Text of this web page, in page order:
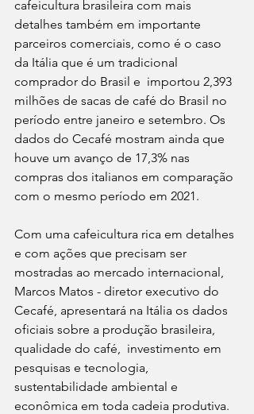
cafeicultura brasileira com mais
detalhes também em importante
parceiros comerciais, como é o caso
da Itália que é um tradicional
comprador do Brasil e  importou 2,393
milhões de sacas de café do Brasil no
período entre janeiro e setembro. Os
dados do Cecafé mostram ainda que
houve um avanço de 17,3% nas
compras dos italianos em comparação
com o mesmo período em 2021.
Com uma cafeicultura rica em detalhes
e com ações que precisam ser
mostradas ao mercado internacional,
Marcos Matos - diretor executivo do
Cecafé, apresentará na Itália os dados
oficiais sobre a produção brasileira,
qualidade do café,  investimento em
pesquisas e tecnologia,
sustentabilidade ambiental e
econômica em toda cadeia produtiva.